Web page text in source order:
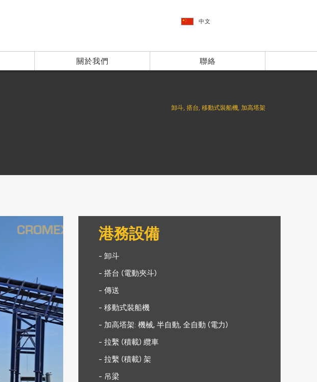
關於我們 聯絡
中文
卸斗, 搭台, 移動式裝船機, 加高塔架
港務設備
- 卸斗
- 搭台 (電動夾斗)
- 傳送
- 移動式裝船機
- 加高塔架: 機械, 半自動, 全自動 (電力)
- 拉繫 (積載) 纜車
- 拉繫 (積載) 架
- 吊梁